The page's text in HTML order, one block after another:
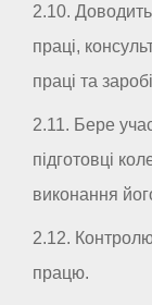
2.10.
праці,
праці та
2.11. Бере
підготовці
виконання
2.12.
працю.